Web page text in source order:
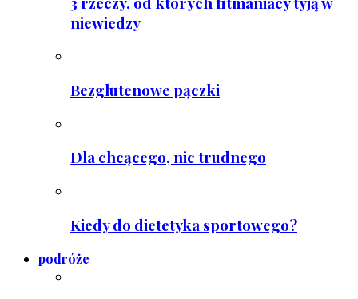
niewiedzy
Bezglutenowe pączki
Dla chcącego, nic trudnego
Kiedy do dietetyka sportowego?
podróże